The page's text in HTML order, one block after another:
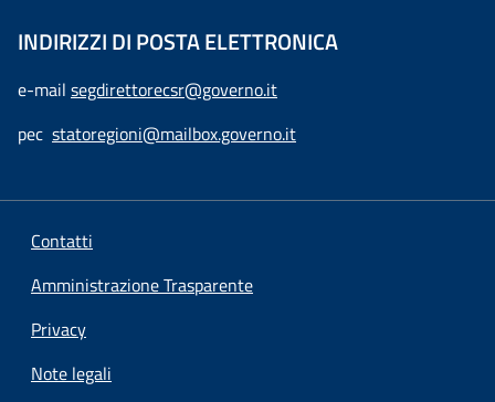
INDIRIZZI DI POSTA ELETTRONICA
e-mail segdirettorecsr@governo.it
pec statoregioni@mailbox.governo.it
Contatti
Amministrazione Trasparente
Privacy
Note legali